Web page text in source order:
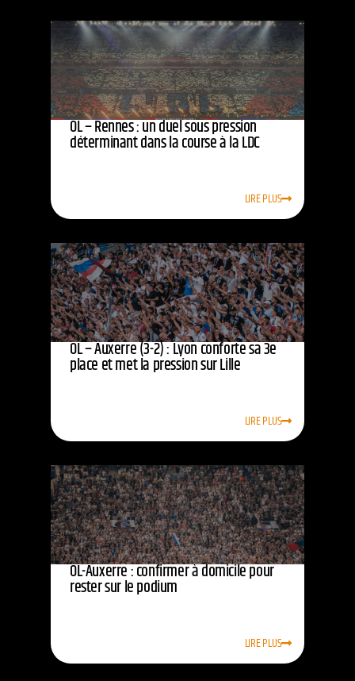
OL – Rennes : un duel sous pression
déterminant dans la course à la LDC
LIRE PLUS
OL – Auxerre (3-2) : Lyon conforte sa 3e
place et met la pression sur Lille
LIRE PLUS
OL-Auxerre : confirmer à domicile pour
rester sur le podium
LIRE PLUS